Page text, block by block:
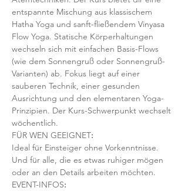
entspannte Mischung aus klassischem
Hatha Yoga und sanft-fließendem Vinyasa
Flow Yoga. Statische Körperhaltungen
wechseln sich mit einfachen Basis-Flows
(wie dem Sonnengruß oder Sonnengruß-
Varianten) ab. Fokus liegt auf einer
sauberen Technik, einer gesunden
Ausrichtung und den elementaren Yoga-
Prinzipien. Der Kurs-Schwerpunkt wechselt
wöchentlich.
FÜR WEN GEEIGNET:
Ideal für Einsteiger ohne Vorkenntnisse.
Und für alle, die es etwas ruhiger mögen
oder an den Details arbeiten möchten.
EVENT-INFOS: